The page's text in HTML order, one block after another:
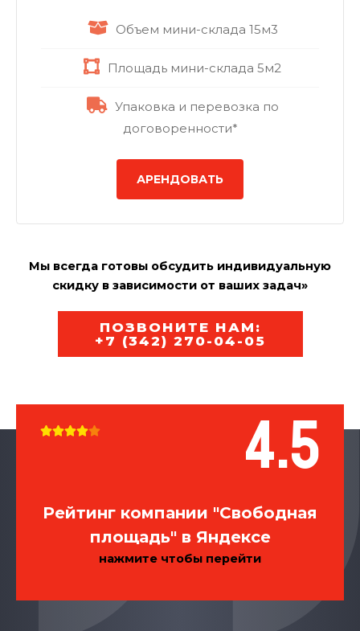
Объем мини-склада 15м3
Площадь мини-склада 5м2
Упаковка и перевозка по
договоренности*
АРЕНДОВАТЬ
Мы всегда готовы обсудить индивидуальную
скидку в зависимости от ваших задач»
ПОЗВОНИТЕ НАМ:
+7 (342) 270-04-05
 4.5
Рейтинг компании "Свободная
площадь" в Яндексе
нажмите чтобы перейти